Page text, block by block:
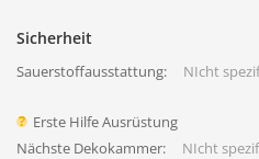
Sicherheit
Sauerstoffausstattung: NIcht
Erste Hilfe Ausrüstung
Nächste Dekokammer:
NIcht